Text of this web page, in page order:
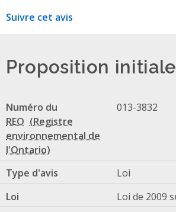
Suivre cet avis
Proposition initiale
Numéro du
REO
013-3832
Type d'avis
Loi
Loi
Loi de 2009